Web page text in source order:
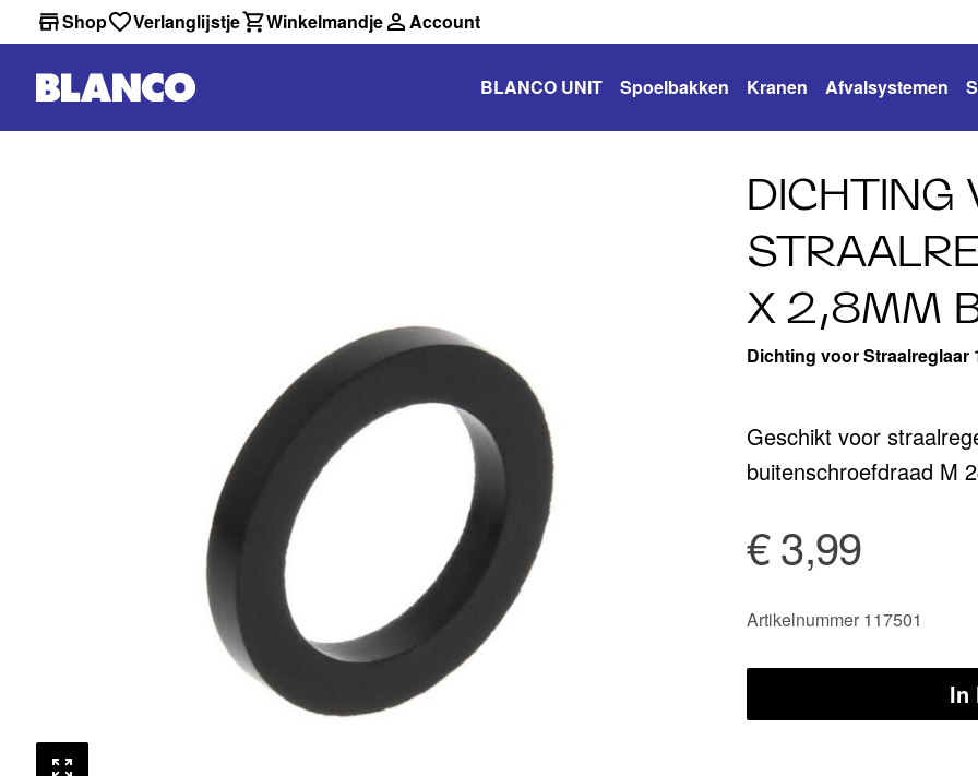
Shop Verlanglijstje Winkelmandje Account
BLANCO UNIT Spoelbakken Kranen Afvalsystemen
DICHTING
X 2,8MM
Dichting voor Straalreglaar
Geschikt voor
buitenschroefdraad M
€ 3,99
Artikelnummer 117501
In